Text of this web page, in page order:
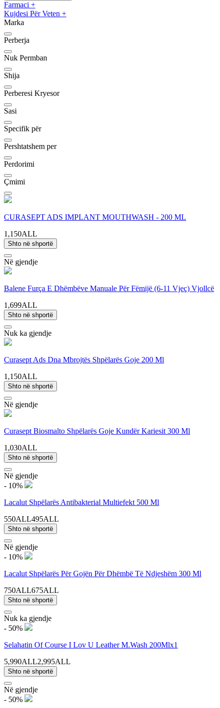
Farmaci +
Kujdesi Për Veten +
Marka
Perberja
Nuk Permban
Shija
Perberesi Kryesor
Sasi
Specifik për
Pershtatshem per
Perdorimi
Çmimi
CURASEPT ADS IMPLANT MOUTHWASH - 200 ML
1,150ALL
Shto në shportë
Në gjendje
Balene Furça E Dhëmbëve Manuale Për Fëmijë (6-11 Vjeç) Vjollcë
1,699ALL
Shto në shportë
Nuk ka gjendje
Curasept Ads Dna Mbrojtës Shpëlarës Goje 200 Ml
1,150ALL
Shto në shportë
Në gjendje
Curasept Biosmalto Shpëlarës Goje Kundër Kariesit 300 Ml
1,030ALL
Shto në shportë
Në gjendje
- 10%
Lacalut Shpëlarës Antibakterial Multiefekt 500 Ml
550ALL495ALL
Shto në shportë
Në gjendje
- 10%
Lacalut Shpëlarës Për Gojën Për Dhëmbë Të Ndjeshëm 300 Ml
750ALL675ALL
Shto në shportë
Nuk ka gjendje
- 50%
Selahatin Of Course I Lov U Leather M.Wash 200Mlx1
5,990ALL2,995ALL
Shto në shportë
Në gjendje
- 50%